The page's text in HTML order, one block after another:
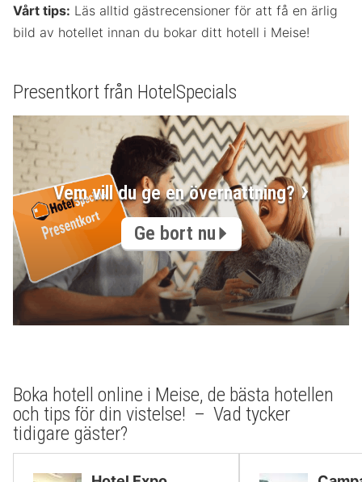
Vårt tips: Läs alltid gästrecensioner för att få en ärlig
bild av hotellet innan du bokar ditt hotell i Meise!
Presentkort från HotelSpecials
Vem vill du ge en övernattning?
Ge bort nu
Boka hotell online i Meise, de bästa hotellen
och tips för din vistelse! – Vad tycker
tidigare gäster?